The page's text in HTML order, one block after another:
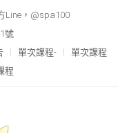
Line，@spa100
號
單次課程-
單次課程
程